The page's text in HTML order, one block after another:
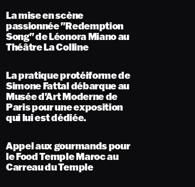
La mise en scène
passionnée "Redemption
Song" de Léonora Miano au
Théâtre La Colline
La pratique protéiforme de
Simone Fattal débarque au
Musée d'Art Moderne de
Paris pour une exposition
qui lui est dédiée.
Appel aux gourmands pour
le Food Temple Maroc au
Carreau du Temple